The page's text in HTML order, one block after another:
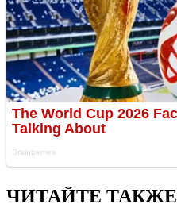
ЧИТАЙТЕ ТАКЖЕ